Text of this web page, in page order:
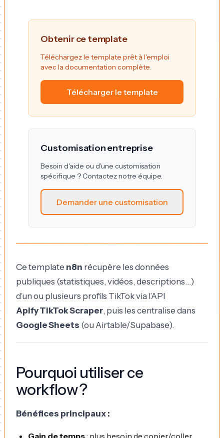
Obtenir ce template
Téléchargez le template prêt à l'emploi
avec la documentation complète.
Télécharger le template
Customisation entreprise
Besoin d'aide ou d'une customisation
spécifique ? Contactez notre équipe.
Demander une customisation
Ce template n8n récupère les données
publiques (statistiques, vidéos, descriptions…)
d’un ou plusieurs profils TikTok via l’API
Apify TikTok Scraper, puis les centralise dans
Google Sheets (ou Airtable/Supabase).
Pourquoi utiliser ce
workflow ?
Bénéfices principaux :